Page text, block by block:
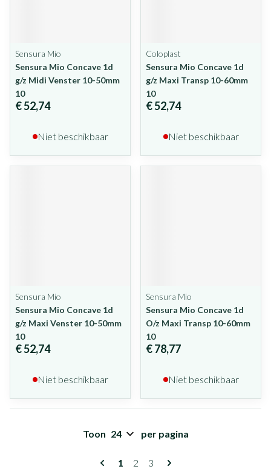
Sensura Mio
Sensura Mio Concave 1d
g/z Midi Venster 10-50mm
10
€ 52,74
Niet beschikbaar
Coloplast
Sensura Mio Concave 1d
g/z Maxi Transp 10-60mm
10
€ 52,74
Niet beschikbaar
Sensura Mio
Sensura Mio Concave 1d
g/z Maxi Venster 10-50mm
10
€ 52,74
Niet beschikbaar
Sensura Mio
Sensura Mio Concave 1d
O/z Maxi Transp 10-60mm
10
€ 78,77
Niet beschikbaar
Pagina's
U lees momenteel pagina
1 Pagina
2 Pagina
3
Toon per pagina